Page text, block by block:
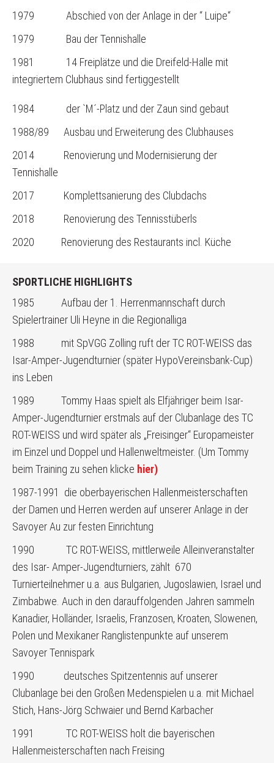
1979 Abschied von der Anlage in der “ Luipe“
1979 Bau der Tennishalle
1981 14 Freiplätze und die Dreifeld-Halle mit
integriertem Clubhaus sind fertiggestellt
1984 der `M´-Platz und der Zaun sind gebaut
1988/89 Ausbau und Erweiterung des Clubhauses
2014 Renovierung und Modernisierung der
Tennishalle
2017 Komplettsanierung des Clubdachs
2018 Renovierung des Tennisstüberls
2020 Renovierung des Restaurants incl. Küche
SPORTLICHE HIGHLIGHTS
1985 Aufbau der 1. Herrenmannschaft durch
Spielertrainer Uli Heyne in die Regionalliga
1988 mit SpVGG Zolling ruft der TC ROT-WEISS das
Isar-Amper-Jugendturnier (später HypoVereinsbank-Cup)
ins Leben
1989 Tommy Haas spielt als Elfjähriger beim Isar-
Amper-Jugendturnier erstmals auf der Clubanlage des TC
ROT-WEISS und wird später als „Freisinger“ Europameister
im Einzel und Doppel und Hallenweltmeister. (Um Tommy
beim Training zu sehen klicke hier)
1987-1991 die oberbayerischen Hallenmeisterschaften
der Damen und Herren werden auf unserer Anlage in der
Savoyer Au zur festen Einrichtung
1990 TC ROT-WEISS, mittlerweile Alleinveranstalter
des Isar- Amper-Jugendturniers, zählt 670
Turnierteilnehmer u.a. aus Bulgarien, Jugoslawien, Israel und
Zimbabwe. Auch in den darauffolgenden Jahren sammeln
Kanadier, Holländer, Israelis, Franzosen, Kroaten, Slowenen,
Polen und Mexikaner Ranglistenpunkte auf unserem
Savoyer Tennispark
1990 deutsches Spitzentennis auf unserer
Clubanlage bei den Großen Medenspielen u.a. mit Michael
Stich, Hans-Jörg Schwaier und Bernd Karbacher
1991 TC ROT-WEISS holt die bayerischen
Hallenmeisterschaften nach Freising